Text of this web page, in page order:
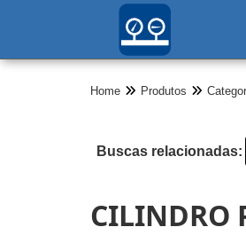
Home Produtos
Buscas relacionadas:
CILINDRO